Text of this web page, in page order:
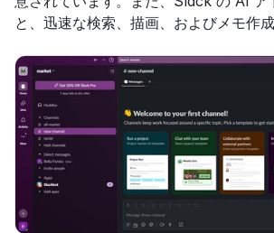
と、迅速な検索、描画、およびメモ作成